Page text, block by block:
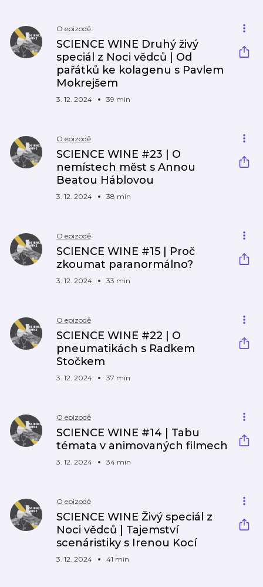
O epizodě
SCIENCE WINE Druhý živý
speciál z Noci vědců | Od
pařátků ke kolagenu s Pavlem
Mokrejšem
3. 12. 2024 39 min
O epizodě
SCIENCE WINE #23 | O
nemístech měst s Annou
Beatou Háblovou
3. 12. 2024 38 min
O epizodě
SCIENCE WINE #15 | Proč
zkoumat paranormálno?
3. 12. 2024 33 min
O epizodě
SCIENCE WINE #22 | O
pneumatikách s Radkem
Stočkem
3. 12. 2024 37 min
O epizodě
SCIENCE WINE #14 | Tabu
témata v animovaných filmech
3. 12. 2024 34 min
O epizodě
SCIENCE WINE Živý speciál z
Noci vědců | Tajemství
scenáristiky s Irenou Kocí
3. 12. 2024 41 min